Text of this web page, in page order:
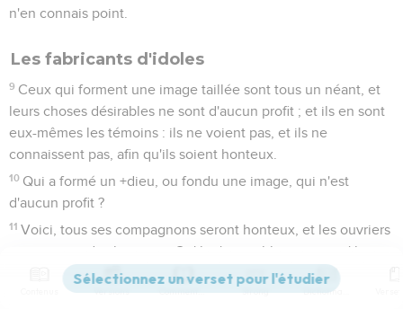
n'en connais point.
Les fabricants d'idoles
9 Ceux qui forment une image taillée sont tous un néant, et
leurs choses désirables ne sont d'aucun profit ; et ils en sont
eux-mêmes les témoins : ils ne voient pas, et ils ne
connaissent pas, afin qu'ils soient honteux.
10 Qui a formé un +dieu, ou fondu une image, qui n'est
d'aucun profit ?
11 Voici, tous ses compagnons seront honteux, et les ouvriers
ne sont que des hommes. Qu'ils s'assemblent tous, qu'ils se
tiennent là ! Qu'ils aient peur, qu'ils aient honte ensemble !
Versions Commentaires Strong